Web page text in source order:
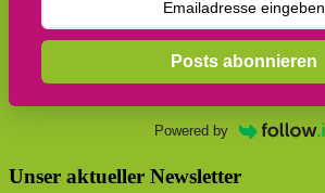
Posts abonnieren
Powered by
Unser aktueller Newsletter